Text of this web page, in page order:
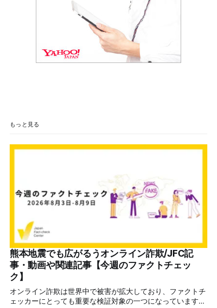
もっと見る
熊本地震でも広がるうオンライン詐欺/JFC記
事・動画や関連記事【今週のファクトチェッ
ク】
オンライン詐欺は世界中で被害が拡大しており、ファクトチ
ェッカーにとっても重要な検証対象の一つになっています。